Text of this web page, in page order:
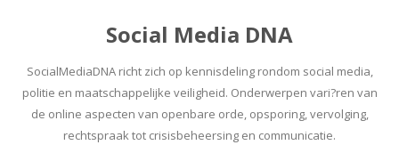
Social Media DNA
SocialMediaDNA richt zich op kennisdeling rondom social media,
politie en maatschappelijke veiligheid. Onderwerpen vari?ren van
de online aspecten van openbare orde, opsporing, vervolging,
rechtspraak tot crisisbeheersing en communicatie.